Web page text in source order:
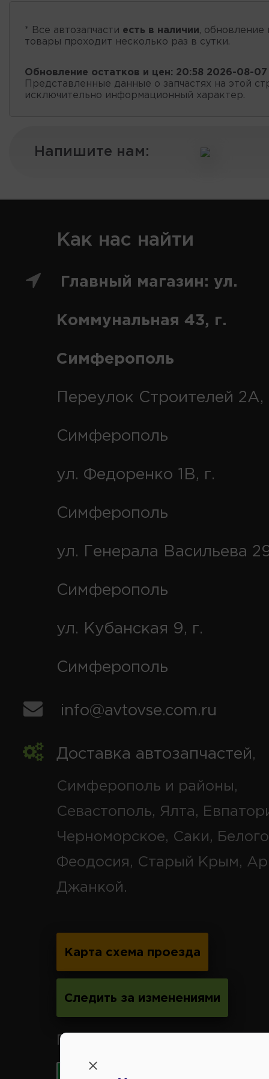
* Все автозапчасти есть в наличии, обновление
товары проходит несколько раз в сутки.
Обновление остатков и цен: 20:58 2026-08-07
Представленные данные о запчастях на этой
исключительно информационный характер.
Напишите нам:
Как нас найти
Главный магазин: ул.
Коммунальная 43, г.
Симферополь
Переулок Строителей 2А,
Симферополь
ул. Федоренко 1В, г.
Симферополь
ул. Генерала Васильева
Симферополь
ул. Кубанская 9, г.
Симферополь
info@avtovse.com.ru
Доставка автозапчастей,
Симферополь и районы,
Севастополь, Ялта,
Черноморское, Саки,
Феодосия, Старый Крым,
Джанкой.
Карта схема проезда
Следить за изменениями
Принимаем к оплате карты